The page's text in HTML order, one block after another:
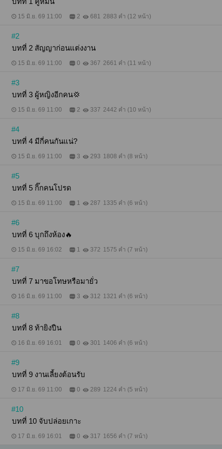
15 มิ.ย. 69 11:00 2 681 2883 คำ (12 หน้า)
#2
บทที่ 2 สัญญาก่อนแต่งงาน
15 มิ.ย. 69 11:00 0 367 2661 คำ (11 หน้า)
#3
บทที่ 3 ผู้หญิงอีกคน💢
15 มิ.ย. 69 11:00 2 337 2442 คำ (10 หน้า)
#4
บทที่ 4 มีกี่คนกันแน่?
15 มิ.ย. 69 11:00 3 293 1808 คำ (8 หน้า)
#5
บทที่ 5 กิ๊กคนโปรด
15 มิ.ย. 69 11:00 1 287 1335 คำ (6 หน้า)
#6
บทที่ 6 บุกถึงห้อง🔥
15 มิ.ย. 69 16:02 1 372 1575 คำ (7 หน้า)
#7
บทที่ 7 มาขอโทษหรือมายั่ว
16 มิ.ย. 69 11:00 3 312 1321 คำ (6 หน้า)
#8
บทที่ 8 ท้ายิงปืน
16 มิ.ย. 69 16:01 0 301 1406 คำ (6 หน้า)
#9
บทที่ 9 งานเลี้ยงต้อนรับ
17 มิ.ย. 69 11:00 0 289 1224 คำ (5 หน้า)
#10
บทที่ 10 จับปล่อยเกาะ
17 มิ.ย. 69 16:01 0 317 1656 คำ (7 หน้า)